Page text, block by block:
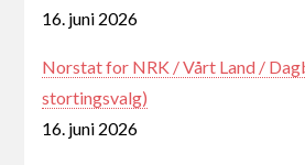
16. juni 2026
Norstat for NRK / Vårt Land /
stortingsvalg)
16. juni 2026